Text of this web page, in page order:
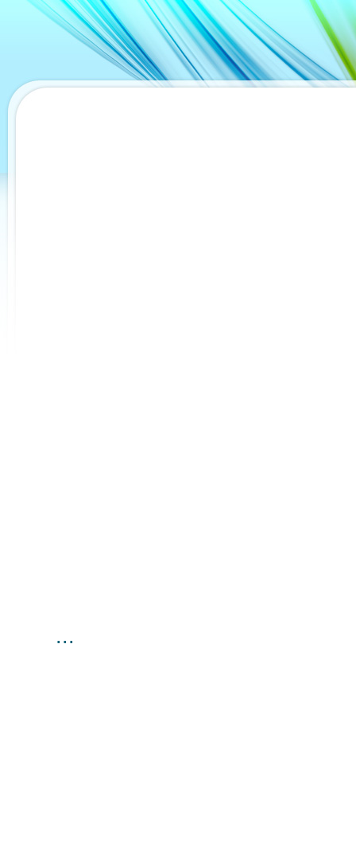
...